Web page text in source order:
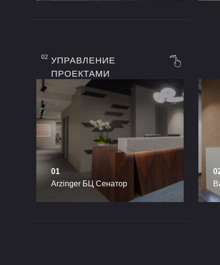
02 УПРАВЛЕНИЕ
ПРОЕКТАМИ
Arzinger БЦ Сенатор
01